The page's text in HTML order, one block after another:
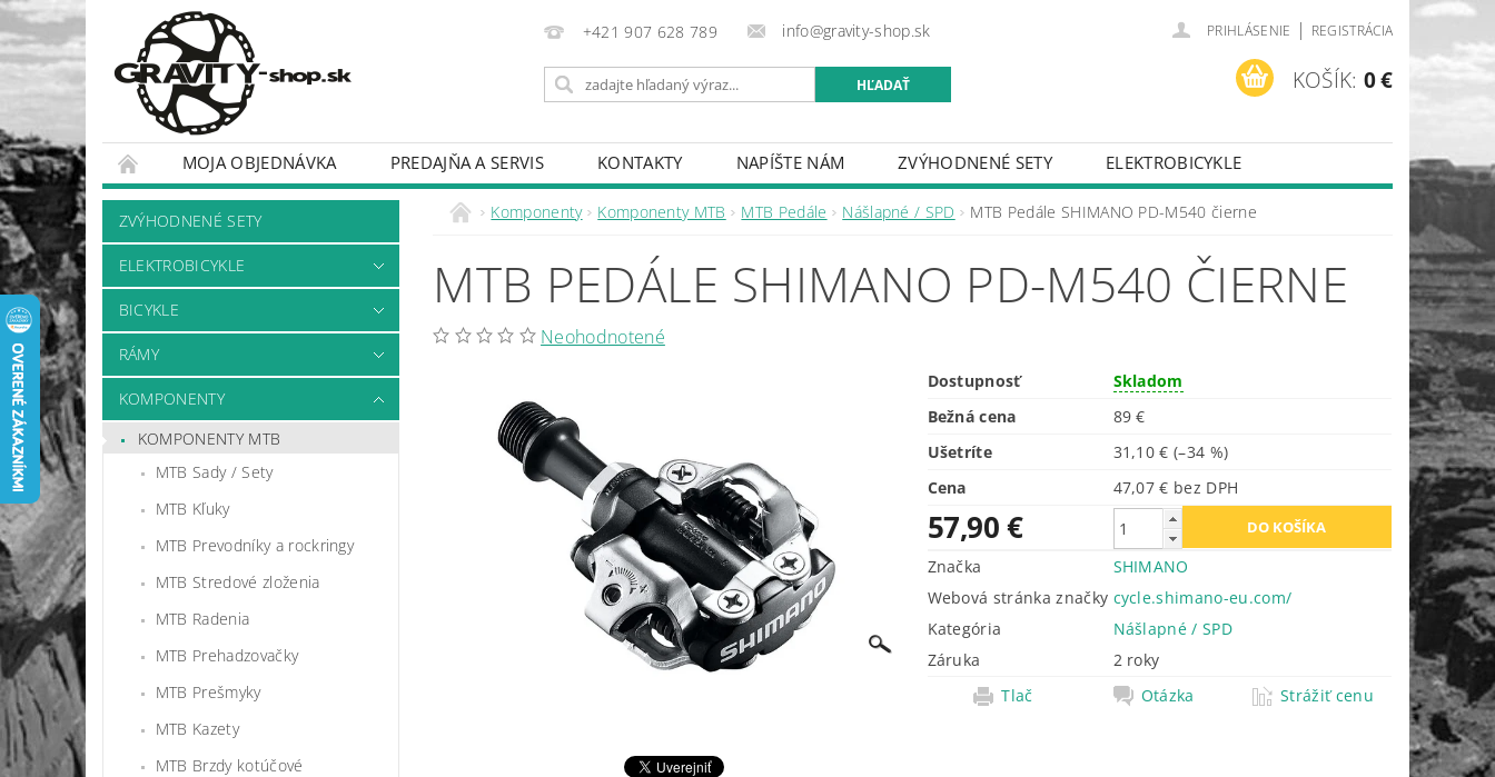
+421 907 628 789 info@gravity-shop.sk PRIHLÁSENIE | REGISTRÁCIA
KOŠÍK: 0 €
MOJA OBJEDNÁVKA PREDAJŇA A SERVIS KONTAKTY NAPÍŠTE NÁM ZVÝHODNENÉ SETY
ELEKTROBICYKLE
BICYKLE
RÁMY
ZVÝHODNENÉ SETY
ELEKTROBICYKLE
BICYKLE
RÁMY
KOMPONENTY
KOMPONENTY MTB
MTB Sady / Sety
MTB Kľuky
MTB Prevodníky a rockringy
MTB Stredové zloženia
MTB Radenia
MTB Prehadzovačky
MTB Prešmyky
MTB Kazety
MTB Brzdy kotúčové
Komponenty Komponenty MTB MTB Pedále Nášlapné / SPD MTB Pedále SHIMANO PD-M540 čierne
MTB PEDÁLE SHIMANO PD-M540 ČIERNE
Neohodnotené
Dostupnosť
Skladom
Bežná cena
89 €
Ušetríte
31,10 €(–34 %)
Cena
47,07 € bez DPH
57,90 €
Značka
SHIMANO
Webová stránka značky cycle.shimano-eu.com/
Kategória
Nášlapné / SPD
Záruka
2 roky
Tlač
Otázka Strážiť cenu